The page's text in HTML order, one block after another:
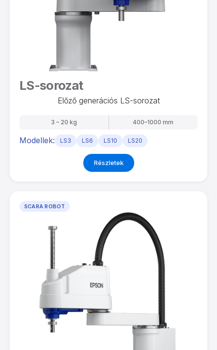
LS-sorozat
Előző generációs LS-sorozat
3 – 20 kg 400–1000 mm
Modellek: LS3 LS6 LS10 LS20
Részletek
SCARA ROBOT